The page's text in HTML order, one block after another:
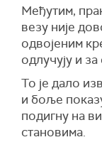
Међутим,
везу није
одвојеним
одлучују и
То је дало
и боље
подигну на
становима.